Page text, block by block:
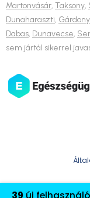
Martonvásár, Taksony,
Dunaharaszti, Gárdony
Dabas, Dunavecse,
sem jártál sikerrel
39 új